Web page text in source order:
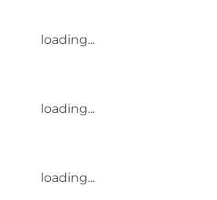
loading...
loading...
loading...